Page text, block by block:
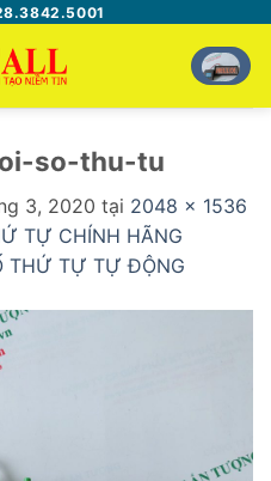
so-thu-tu
3, 2020 tại 2048 × 1536
TỰ CHÍNH HÃNG
THỨ TỰ TỰ ĐỘNG